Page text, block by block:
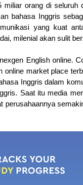
orang di seluruh
bahasa Inggris
yang kuat
milenial akan sulit
English online.
market place
Inggris dalam
Saat itu media
perusahaannya